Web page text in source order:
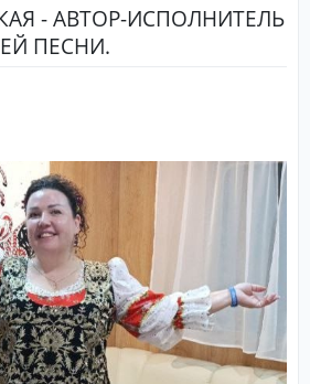
- АВТОР-ИСПОЛНИТЕЛЬ
ПЕСНИ.